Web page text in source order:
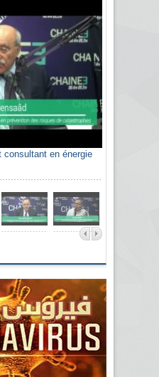
consultant en énergie